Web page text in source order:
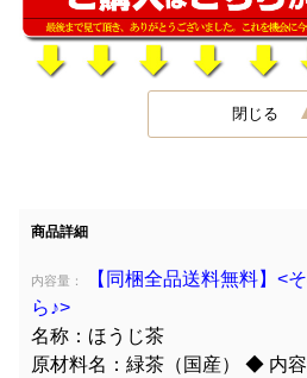
閉じる
商品詳細
内容量：
【同梱全品送料無料】<
ら♪>
名称：ほうじ茶
原材料名：緑茶（国産） ◆ 内容